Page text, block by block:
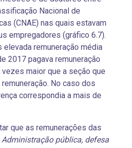
Nacional de
(CNAE) nas quais estavam
empregadores (gráfico 6.7).
elevada remuneração média
2017 pagava remuneração
maior que a seção que
No caso dos
correspondia a mais de
que as remunerações das
Administração pública, defesa